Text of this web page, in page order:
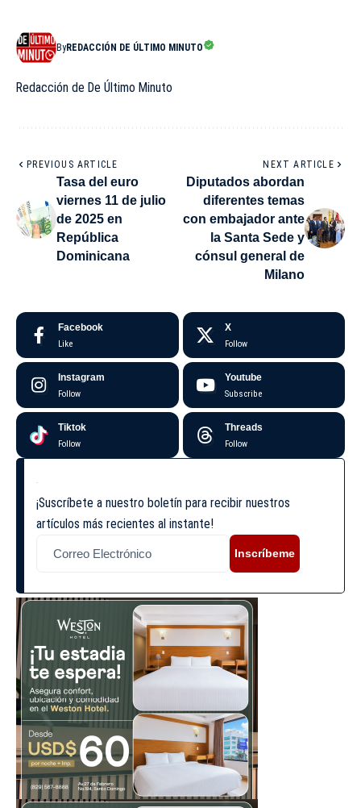
ByREDACCIÓN DE ÚLTIMO MINUTO
Redacción de De Último Minuto
PREVIOUS ARTICLE
Tasa del euro
viernes 11 de julio
de 2025 en
República
Dominicana
NEXT ARTICLE
Diputados abordan
diferentes temas
con embajador ante
la Santa Sede y
cónsul general de
Milano
Facebook
Like
X
Follow
Instagram
Follow
Youtube
Subscribe
Tiktok
Follow
Threads
Follow
¡Suscríbete a nuestro boletín para recibir nuestros
artículos más recientes al instante!
Inscríbeme